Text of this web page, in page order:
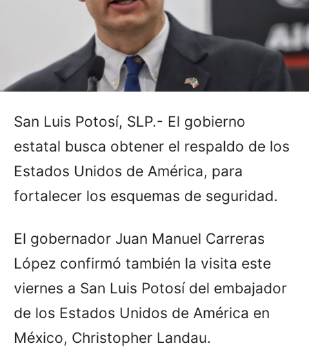
San Luis Potosí, SLP.- El gobierno
estatal busca obtener el respaldo de los
Estados Unidos de América, para
fortalecer los esquemas de seguridad.
El gobernador Juan Manuel Carreras
López confirmó también la visita este
viernes a San Luis Potosí del embajador
de los Estados Unidos de América en
México, Christopher Landau.